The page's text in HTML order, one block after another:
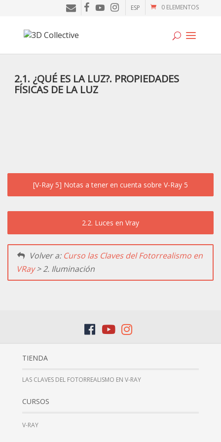
Tutoriales
Cursos
Tienda
Mi Cuenta
0 ELEMENTOS
ESP
2.1. ¿QUÉ ES LA LUZ?. PROPIEDADES
FÍSICAS DE LA LUZ
[V-Ray 5] Notas a tener en cuenta sobre V-Ray 5
2.2. Luces en Vray
Volver a: Curso las Claves del Fotorrealismo en
VRay> 2. Iluminación
TIENDA
LAS CLAVES DEL FOTORREALISMO EN V-RAY
CURSOS
V-RAY